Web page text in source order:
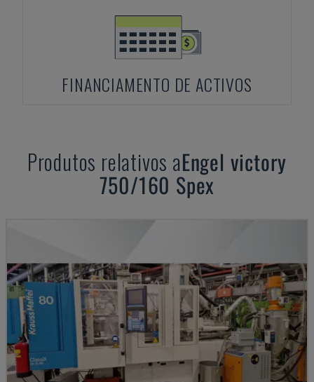
FINANCIAMENTO DE ACTIVOS
Produtos relativos aEngel victory
750/160 Spex